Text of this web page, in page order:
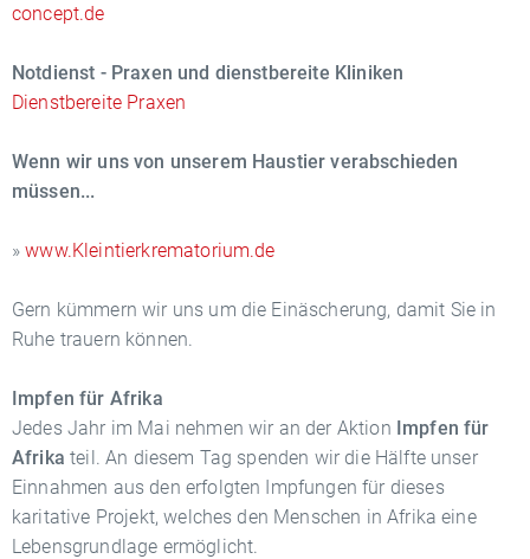
concept.de
Notdienst - Praxen und dienstbereite Kliniken
Dienstbereite Praxen
Wenn wir uns von unserem Haustier verabschieden
müssen...
»www.Kleintierkrematorium.de
Gern kümmern wir uns um die Einäscherung, damit Sie in
Ruhe trauern können.
Impfen für Afrika
Jedes Jahr im Mai nehmen wir an der Aktion Impfen für
Afrika teil. An diesem Tag spenden wir die Hälfte unser
Einnahmen aus den erfolgten Impfungen für dieses
karitative Projekt, welches den Menschen in Afrika eine
Lebensgrundlage ermöglicht.